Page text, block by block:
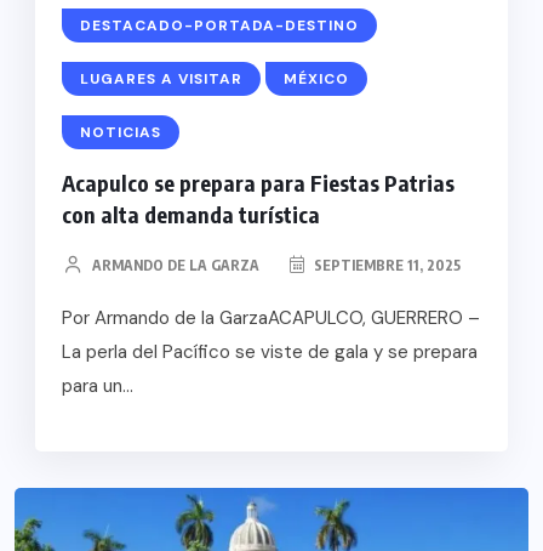
DESTACADO-PORTADA-DESTINO
LUGARES A VISITAR MÉXICO
NOTICIAS
Acapulco se prepara para Fiestas Patrias
con alta demanda turística
ARMANDO DE LA GARZA SEPTIEMBRE 11, 2025
Por Armando de la GarzaACAPULCO, GUERRERO –
La perla del Pacífico se viste de gala y se prepara
para un...